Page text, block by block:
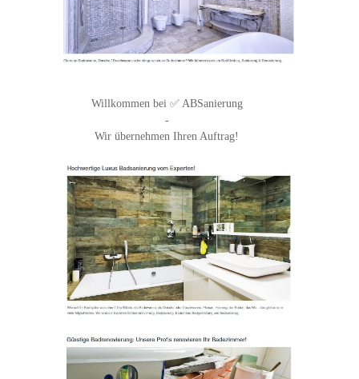
Willkommen bei ✅ ABSanierung
-
Wir übernehmen Ihren Auftrag!